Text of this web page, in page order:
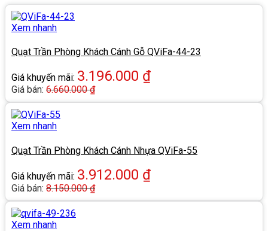
Xem nhanh
Quạt Trần Phòng Khách Cánh Gỗ QViFa-44-23
Giá khuyến mãi: 3.196.000 ₫
Giá bán: 6.660.000₫
Xem nhanh
Quạt Trần Phòng Khách Cánh Nhựa QViFa-55
Giá khuyến mãi: 3.912.000 ₫
Giá bán: 8.150.000₫
Xem nhanh